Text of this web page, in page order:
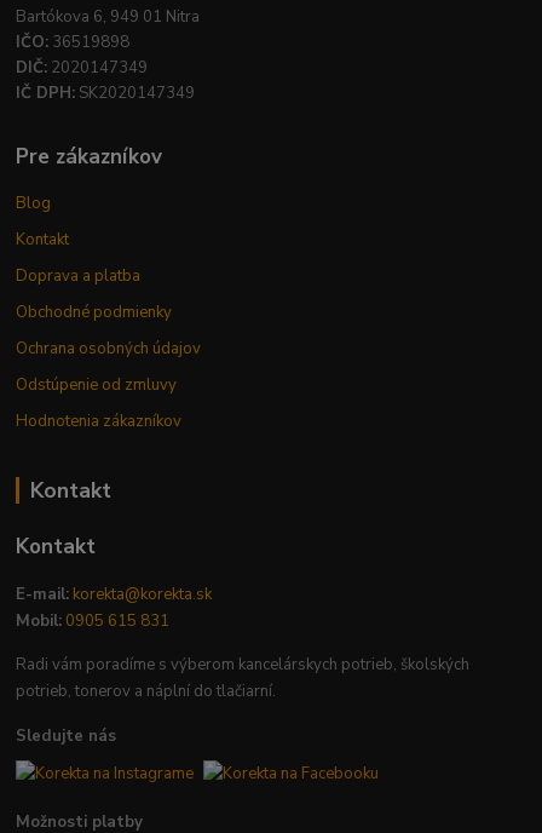
Bartókova 6, 949 01 Nitra
IČO: 36519898
DIČ: 2020147349
IČ DPH: SK2020147349
Pre zákazníkov
Blog
Kontakt
Doprava a platba
Obchodné podmienky
Ochrana osobných údajov
Odstúpenie od zmluvy
Hodnotenia zákazníkov
Kontakt
Kontakt
E-mail: korekta@korekta.sk
Mobil: 0905 615 831
Radi vám poradíme s výberom kancelárskych potrieb, školských
potrieb, tonerov a náplní do tlačiarní.
Sledujte nás
Možnosti platby